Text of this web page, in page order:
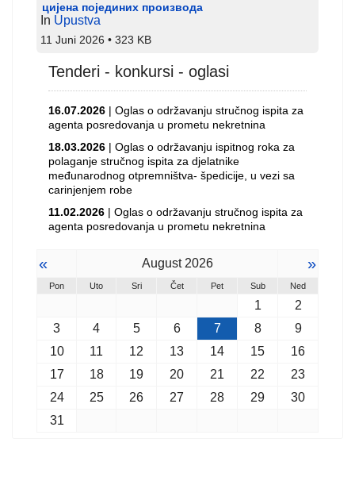
цијена појединих производа
In Upustva
11 Juni 2026 323 KB
Tenderi - konkursi - oglasi
16.07.2026 | Oglas o održavanju stručnog ispita za
agenta posredovanja u prometu nekretnina
18.03.2026 | Oglas o održavanju ispitnog roka za
polaganje stručnog ispita za djelatnike
međunarodnog otpremništva- špedicije, u vezi sa
carinjenjem robe
11.02.2026 | Oglas o održavanju stručnog ispita za
agenta posredovanja u prometu nekretnina
« August 2026 »
Pon Uto Sri Čet Pet Sub Ned
1
2
3
4 5 6 7 8
9
10
11 12 13 14 15
16
17
18 19 20 21 22
23
24
25 26 27 28 29
30
31